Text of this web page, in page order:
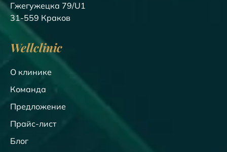
Гжегужецка 79/U1
31-559 Краков
Wellclinic
О клинике
Команда
Предложение
Прайс-лист
Блог